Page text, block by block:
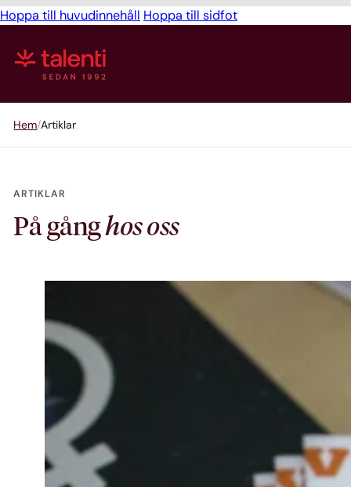
Hoppa till huvudinnehåll Hoppa till sidfot
Hem Artiklar
ARTIKLAR
På gånghos oss